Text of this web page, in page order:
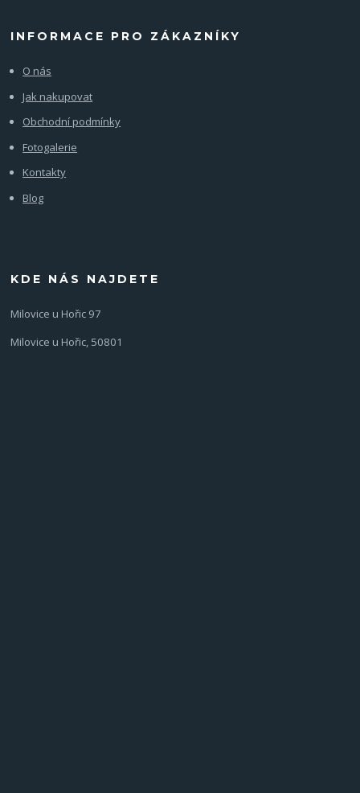
INFORMACE PRO ZÁKAZNÍKY
O nás
Jak nakupovat
Obchodní podmínky
Fotogalerie
Kontakty
Blog
KDE NÁS NAJDETE
Milovice u Hořic 97
Milovice u Hořic, 50801